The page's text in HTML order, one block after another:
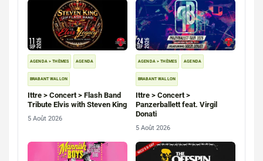
AGENDA > THÈMES AGENDA
BRABANT WALLON
Ittre > Concert > Flash Band
Tribute Elvis with Steven King
5 Août 2026
AGENDA > THÈMES AGENDA
BRABANT WALLON
Ittre > Concert >
Panzerballett feat. Virgil
Donati
5 Août 2026